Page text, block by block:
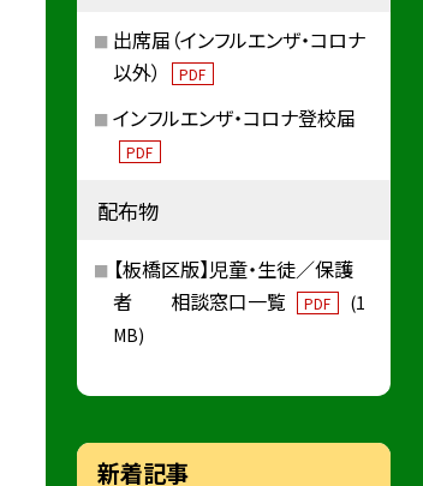
出席届（インフルエンザ・コロナ
以外）
PDF
インフルエンザ・コロナ登校届
PDF
配布物
【板橋区版】児童・生徒／保護
者 相談窓口一覧
PDF
(1
MB)
新着記事